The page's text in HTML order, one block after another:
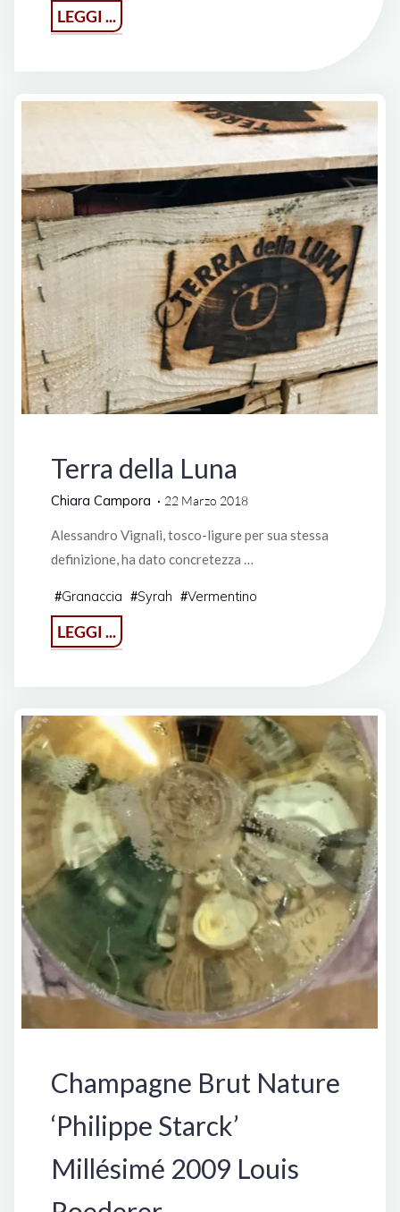
LEGGI ...
d’Azur"
Terra della Luna
Chiara Campora 22 Marzo 2018
Alessandro Vignali, tosco-ligure per sua stessa
definizione, ha dato concretezza …
#Granaccia #Syrah #Vermentino
LEGGI ...
della
Champagne Brut Nature
‘Philippe Starck’
Millésimé 2009 Louis